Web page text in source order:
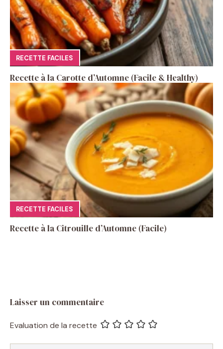
RECETTE FACILES
Recette à la Carotte d’Automne (Facile & Healthy)
RECETTE FACILES
Recette à la Citrouille d’Automne (Facile)
Laisser un commentaire
Evaluation de la recette